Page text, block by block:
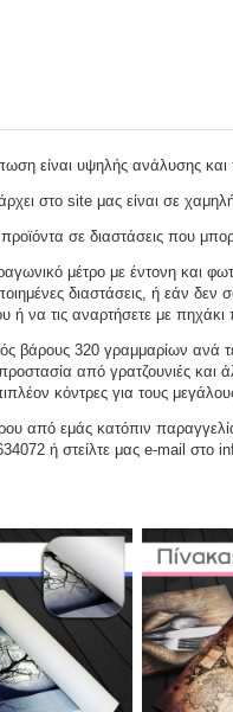
είναι υψηλής ανάλυσης
στο site μας είναι σε
σε διαστάσεις που
μέτρο με έντονη και
διαστάσεις, ή εάν δεν
ή να τις αναρτήσετε με
βάρους 320 γραμμαρίων ανά
από γρατζουνιές και
κόντρες για τους
από εμάς κατόπιν
ή στείλτε μας e-mail στο